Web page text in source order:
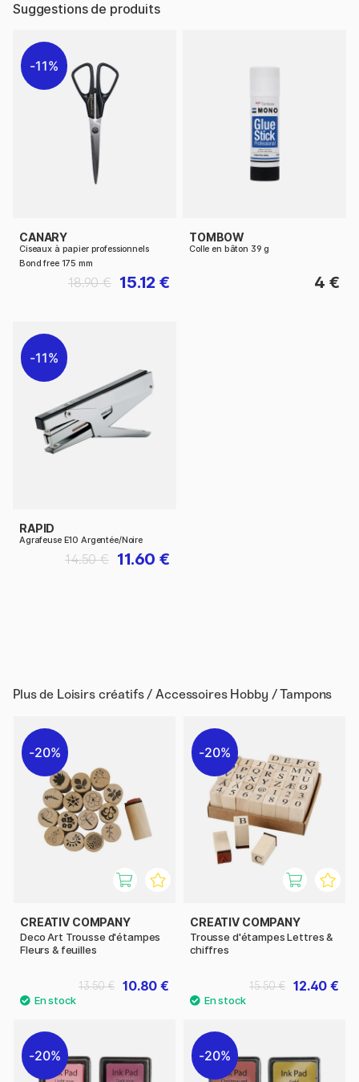
Suggestions de produits
11%
CANARY
Ciseaux à papier professionnels
Bond free 175 mm
15.12 €
18.90 €
TOMBOW
Colle en bâton 39 g
4 €
11%
RAPID
Agrafeuse E10 Argentée/Noire
11.60 €
14.50 €
Plus de Loisirs créatifs / Accessoires Hobby / Tampons
20%
CREATIV COMPANY
Deco Art Trousse d'étampes
Fleurs & feuilles
10.80 €
13.50 €
20%
CREATIV COMPANY
Trousse d'étampes Lettres &
chiffres
12.40 €
15.50 €
20% 20%